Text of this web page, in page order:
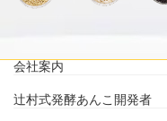
会社案内
辻村式発酵あんこ開発者